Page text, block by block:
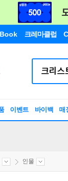
크레마클럽
이벤트 바이백 매
인물